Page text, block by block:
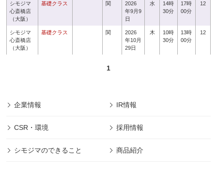
シモジマ
心斎橋店
（大阪）
基礎クラス 関
2026
年9月9
日
水
14時
30分
17時
00分
12
シモジマ
心斎橋店
（大阪）
基礎クラス 関
2026
年10月
29日
木
10時
30分
13時
00分
12
1
企業情報 IR情報
CSR・環境 採用情報
シモジマのできること 商品紹介